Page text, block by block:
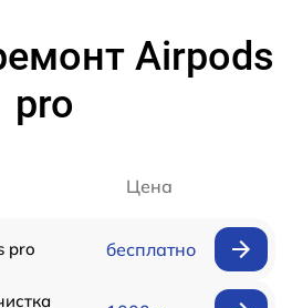
Airpods
pro
Цена
pro бесплатно